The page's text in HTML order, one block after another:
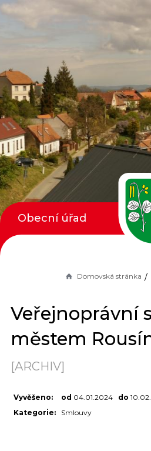
Domovská stránka
Veřejnoprávní
městem
[ARCHIV]
Vyvěšeno: od 04.01.2024 do
Kategorie: Smlouvy
Obecní úřad